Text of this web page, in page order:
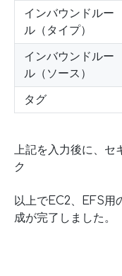
インバウンドルー
ル（タイプ）
インバウンドルー
ル（ソース）
タグ
上記を入力後に、セ
ク
以上でEC2、EFS用
成が完了しました。